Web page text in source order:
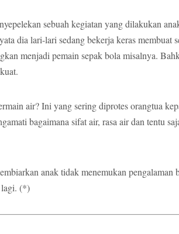
sebuah kegiatan yang dilakukan
dia lari-lari sedang bekerja keras membuat
menjadi pemain sepak bola misalnya.
air? Ini yang sering diprotes orangtua
bagaimana sifat air, rasa air dan tentu
anak tidak menemukan pengalaman
lagi. (*)